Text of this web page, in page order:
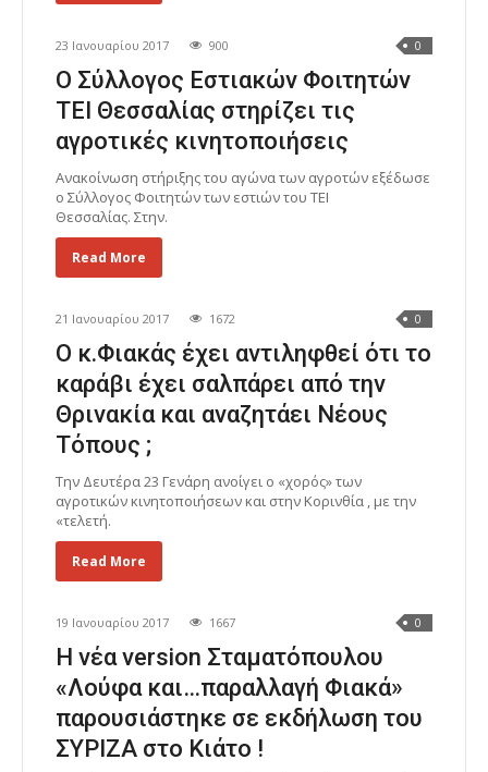
23 Ιανουαρίου 2017 900 0
Ο Σύλλογος Εστιακών Φοιτητών
ΤΕΙ Θεσσαλίας στηρίζει τις
αγροτικές κινητοποιήσεις
Ανακοίνωση στήριξης του αγώνα των αγροτών εξέδωσε
ο Σύλλογος Φοιτητών των εστιών του ΤΕΙ
Θεσσαλίας. Στην.
Read More
21 Ιανουαρίου 2017 1672 0
Ο κ.Φιακάς έχει αντιληφθεί ότι το
καράβι έχει σαλπάρει από την
Θρινακία και αναζητάει Νέους
Τόπους ;
Την Δευτέρα 23 Γενάρη ανοίγει ο «χορός» των
αγροτικών κινητοποιήσεων και στην Κορινθία , με την
«τελετή.
Read More
19 Ιανουαρίου 2017 1667 0
Η νέα version Σταματόπουλου
«Λούφα και…παραλλαγή Φιακά»
παρουσιάστηκε σε εκδήλωση του
ΣΥΡΙΖΑ στο Κιάτο !